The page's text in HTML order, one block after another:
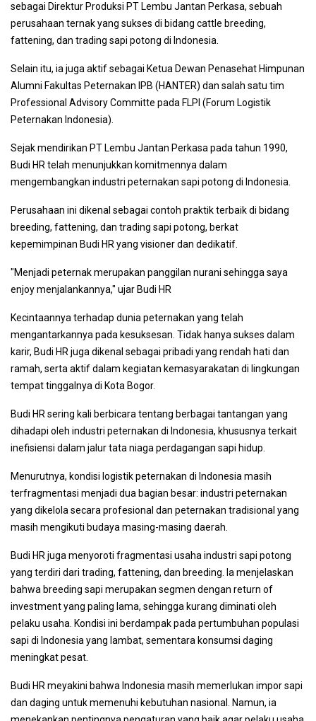
sebagai Direktur Produksi PT Lembu Jantan Perkasa, sebuah
perusahaan ternak yang sukses di bidang cattle breeding,
fattening, dan trading sapi potong di Indonesia.
Selain itu, ia juga aktif sebagai Ketua Dewan Penasehat Himpunan
Alumni Fakultas Peternakan IPB (HANTER) dan salah satu tim
Professional Advisory Committe pada FLPI (Forum Logistik
Peternakan Indonesia).
Sejak mendirikan PT Lembu Jantan Perkasa pada tahun 1990,
Budi HR telah menunjukkan komitmennya dalam
mengembangkan industri peternakan sapi potong di Indonesia.
Perusahaan ini dikenal sebagai contoh praktik terbaik di bidang
breeding, fattening, dan trading sapi potong, berkat
kepemimpinan Budi HR yang visioner dan dedikatif.
"Menjadi peternak merupakan panggilan nurani sehingga saya
enjoy menjalankannya," ujar Budi HR
Kecintaannya terhadap dunia peternakan yang telah
mengantarkannya pada kesuksesan. Tidak hanya sukses dalam
karir, Budi HR juga dikenal sebagai pribadi yang rendah hati dan
ramah, serta aktif dalam kegiatan kemasyarakatan di lingkungan
tempat tinggalnya di Kota Bogor.
Budi HR sering kali berbicara tentang berbagai tantangan yang
dihadapi oleh industri peternakan di Indonesia, khususnya terkait
inefisiensi dalam jalur tata niaga perdagangan sapi hidup.
Menurutnya, kondisi logistik peternakan di Indonesia masih
terfragmentasi menjadi dua bagian besar: industri peternakan
yang dikelola secara profesional dan peternakan tradisional yang
masih mengikuti budaya masing-masing daerah.
Budi HR juga menyoroti fragmentasi usaha industri sapi potong
yang terdiri dari trading, fattening, dan breeding. Ia menjelaskan
bahwa breeding sapi merupakan segmen dengan return of
investment yang paling lama, sehingga kurang diminati oleh
pelaku usaha. Kondisi ini berdampak pada pertumbuhan populasi
sapi di Indonesia yang lambat, sementara konsumsi daging
meningkat pesat.
Budi HR meyakini bahwa Indonesia masih memerlukan impor sapi
dan daging untuk memenuhi kebutuhan nasional. Namun, ia